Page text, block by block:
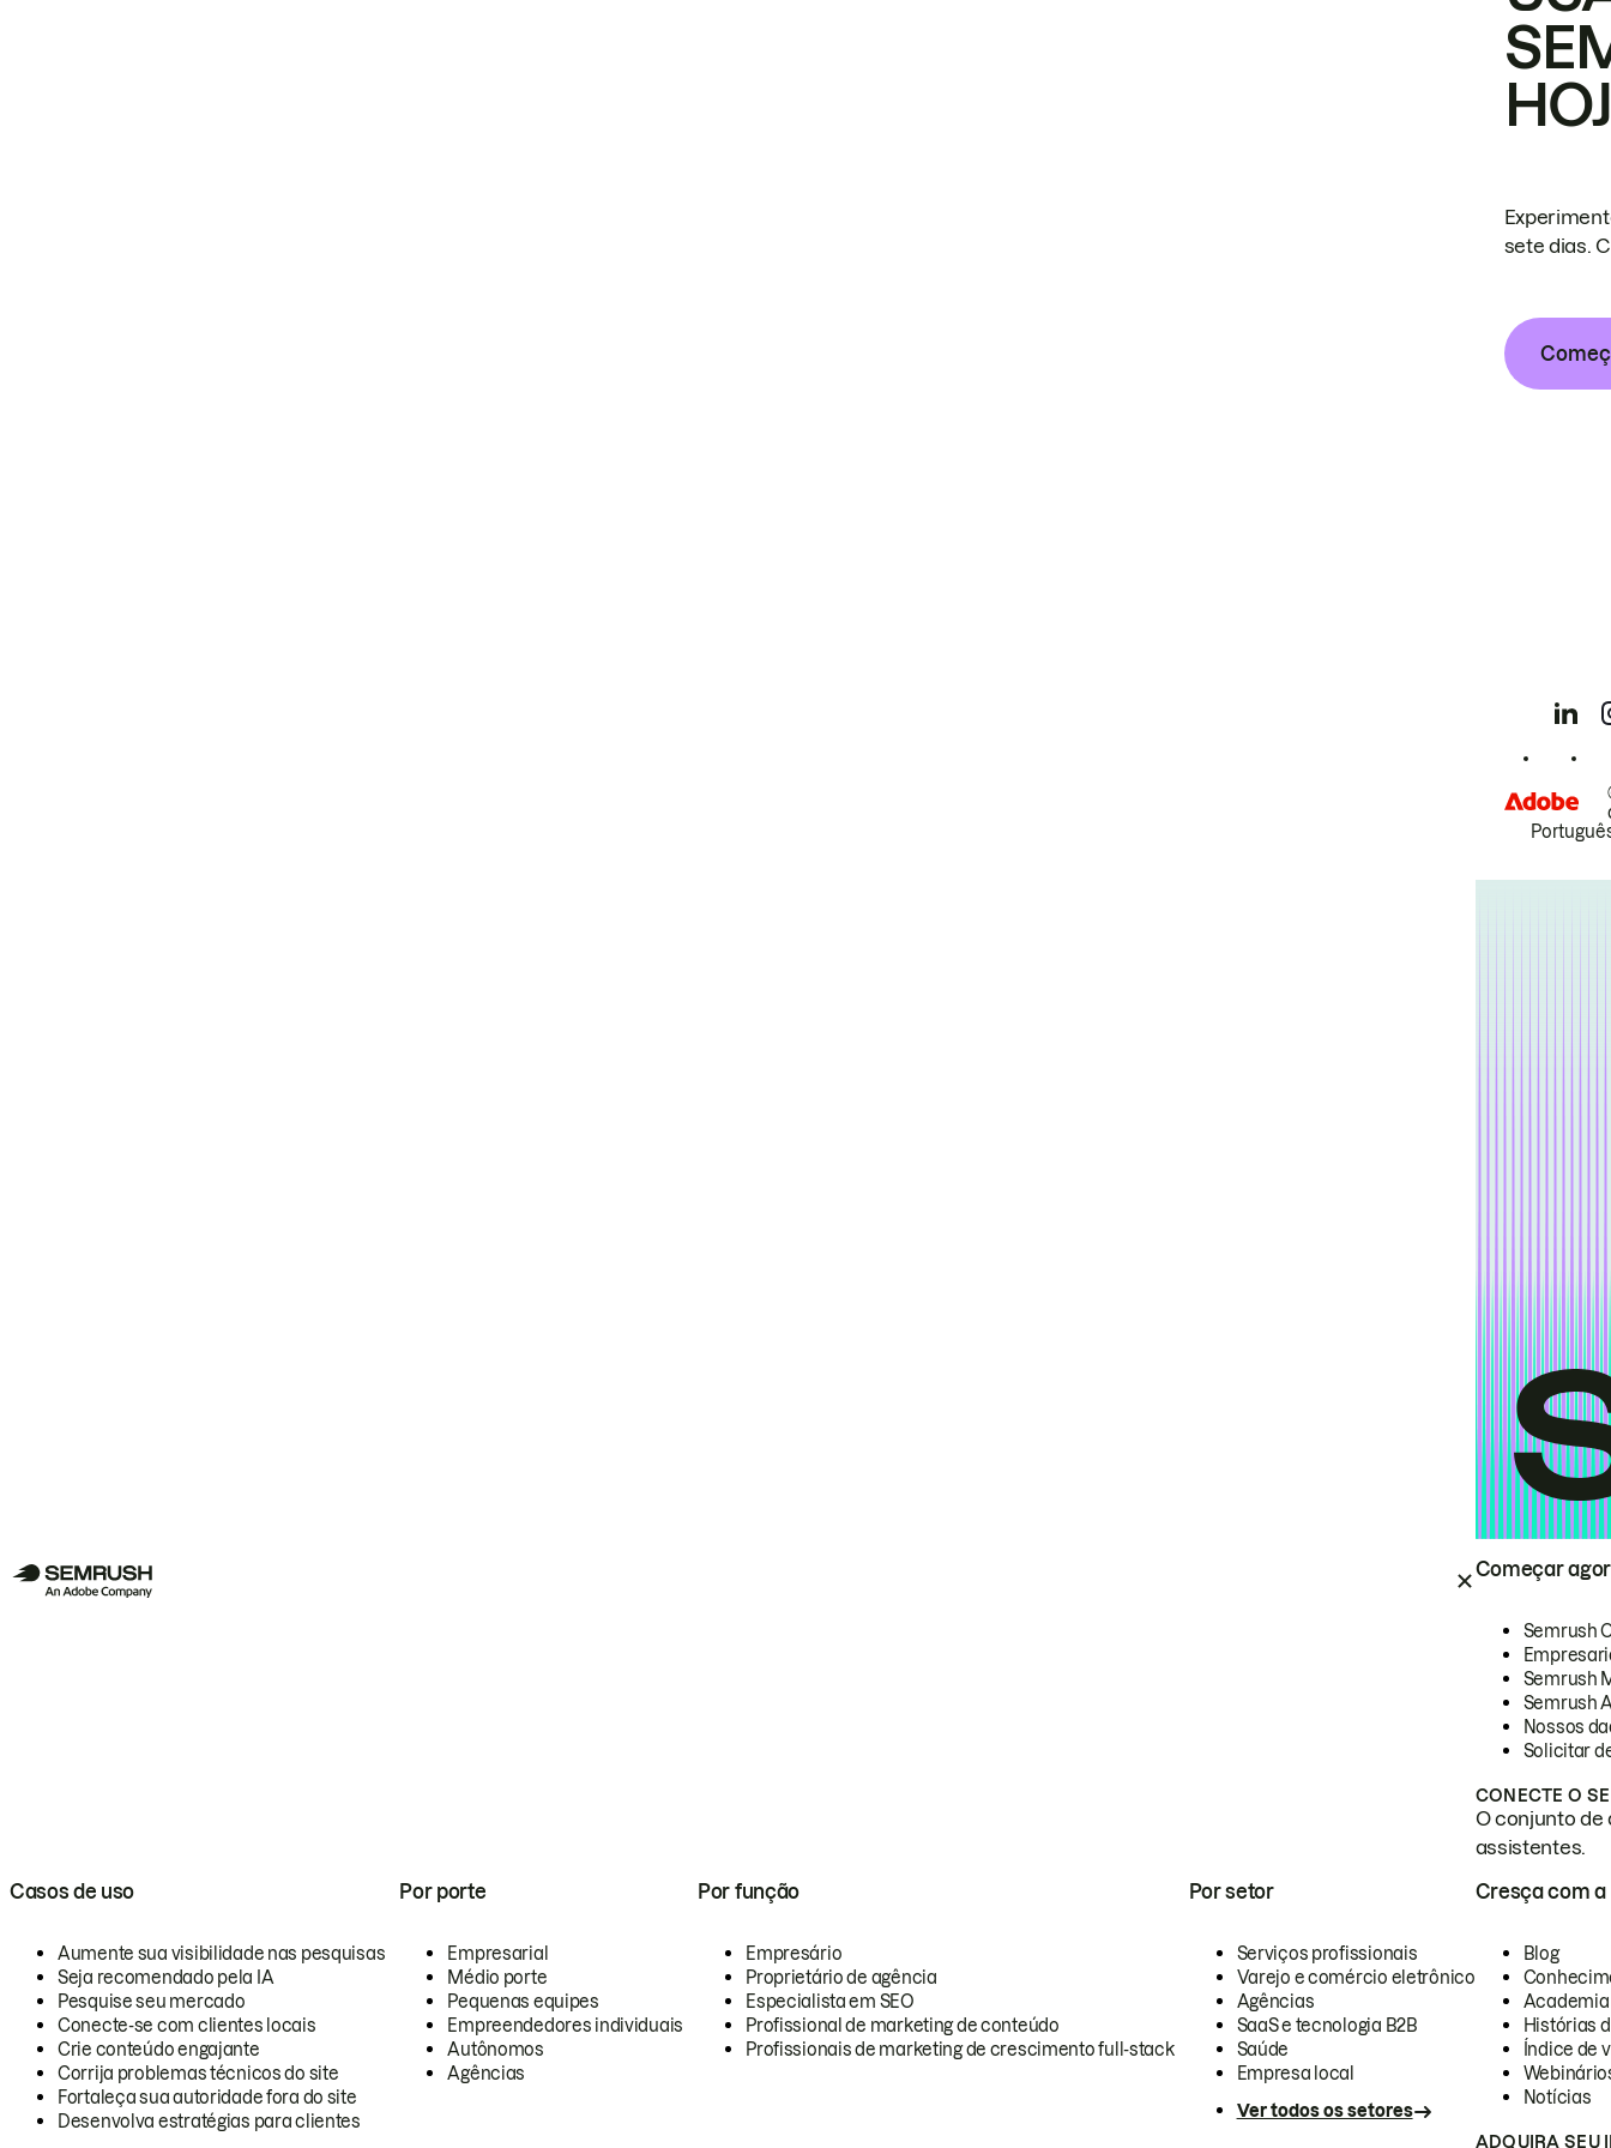
Começar
Semrush
Semrush
Semrush
Nossos
Solicitar
CONECTE O
O conjunto de
assistentes.
Casos de uso
Aumente sua visibilidade nas pesquisas
Seja recomendado pela IA
Pesquise seu mercado
Conecte-se com clientes locais
Crie conteúdo engajante
Corrija problemas técnicos do site
Fortaleça sua autoridade fora do site
Desenvolva estratégias para clientes
Por porte
Empresarial
Médio porte
Pequenas equipes
Empreendedores individuais
Autônomos
Agências
Por função
Empresário
Proprietário de agência
Especialista em SEO
Profissional de marketing de conteúdo
Profissionais de marketing de crescimento full-stack
Por setor
Serviços profissionais
Varejo e comércio eletrônico
Agências
SaaS e tecnologia B2B
Saúde
Empresa local
Ver todos os setores
Cresça com a
Blog
Academia
Histórias
Índice de
Notícias
ADQUIRA SEU
sete dias.